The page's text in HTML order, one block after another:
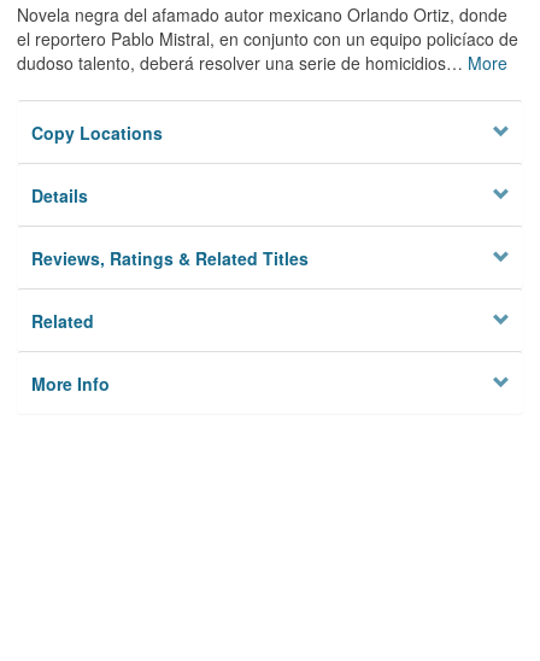
Novela negra del afamado autor mexicano Orlando Ortiz, donde
el reportero Pablo Mistral, en conjunto con un equipo policíaco de
dudoso talento, deberá resolver una serie de homicidios… More
Copy Locations
Details
Reviews, Ratings & Related Titles
Related
More Info